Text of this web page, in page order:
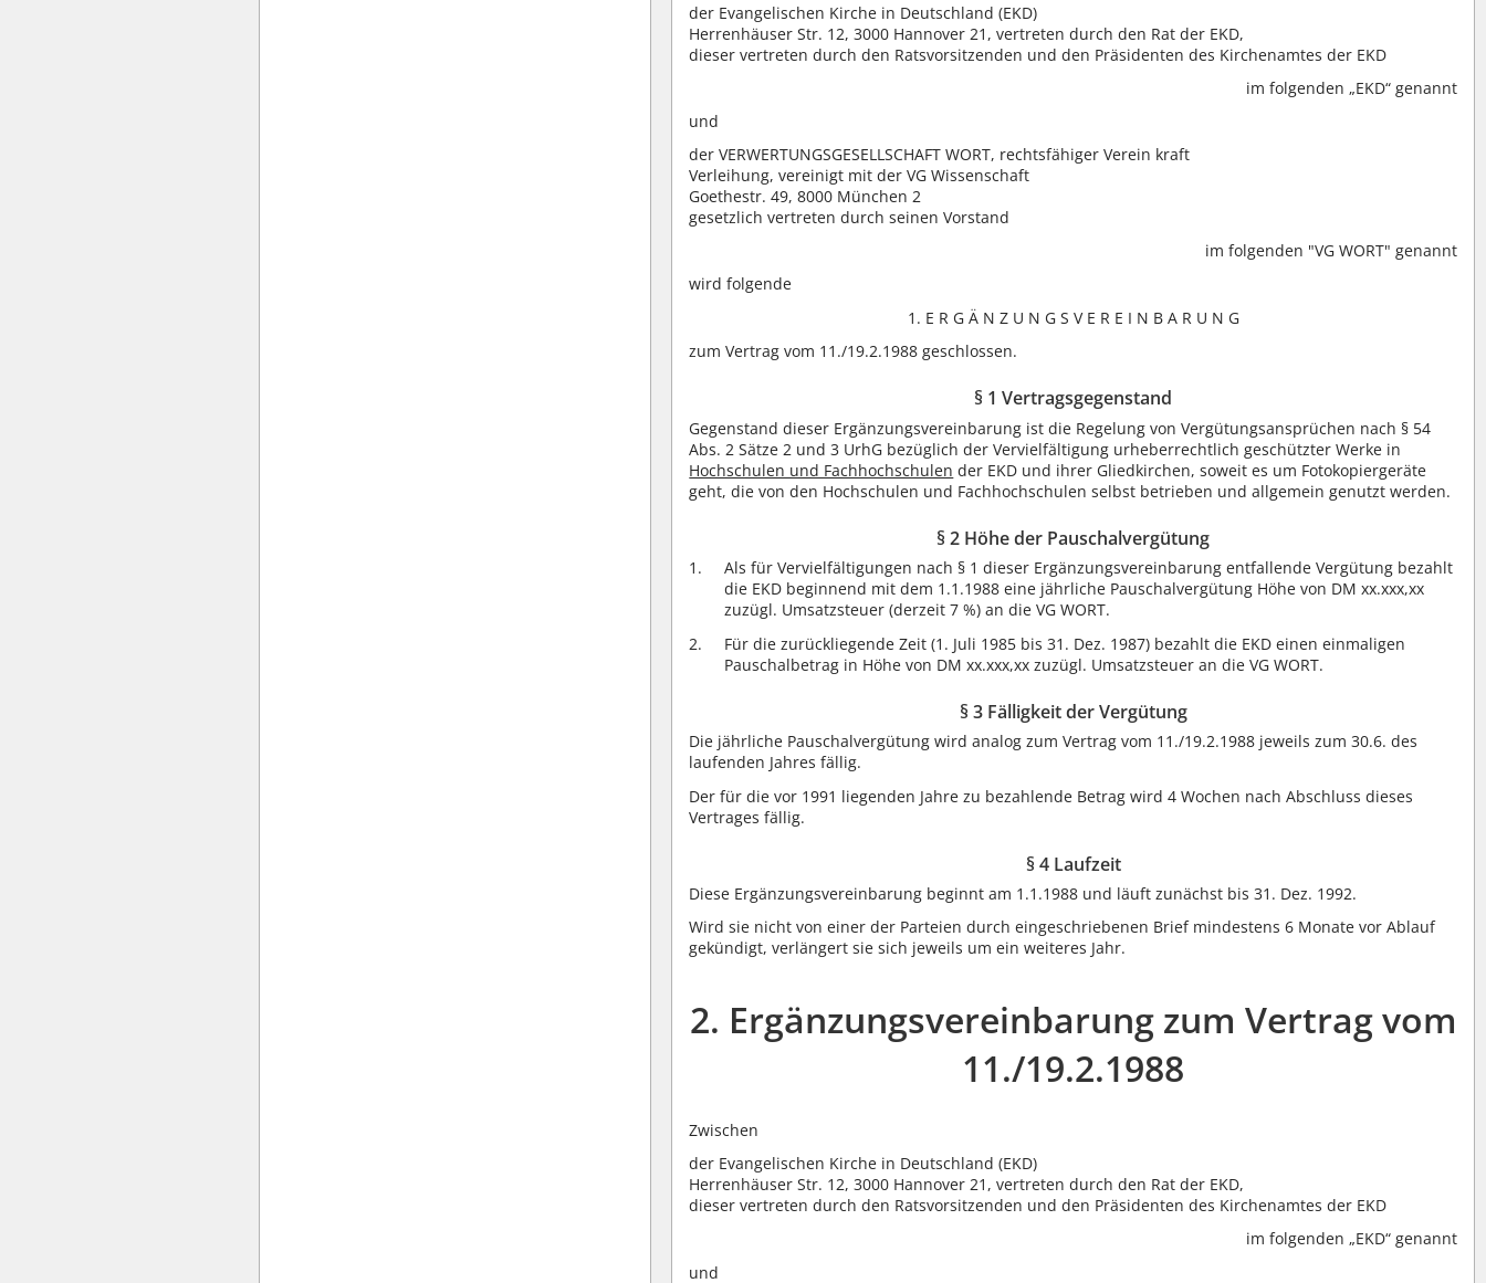
der Evangelischen Kirche in Deutschland (EKD)
Herrenhäuser Str. 12, 3000 Hannover 21, vertreten durch den Rat der EKD,
dieser vertreten durch den Ratsvorsitzenden und den Präsidenten des Kirchenamtes der EKD
im folgenden „EKD“ genannt
und
der VERWERTUNGSGESELLSCHAFT WORT, rechtsfähiger Verein kraft
Verleihung, vereinigt mit der VG Wissenschaft
Goethestr. 49, 8000 München 2
gesetzlich vertreten durch seinen Vorstand
im folgenden "VG WORT" genannt
wird folgende
1. E R G Ä N Z U N G S V E R E I N B A R U N G
zum Vertrag vom 11./19.2.1988 geschlossen.
§ 1 Vertragsgegenstand
Gegenstand dieser Ergänzungsvereinbarung ist die Regelung von Vergütungsansprüchen nach § 54
Abs. 2 Sätze 2 und 3 UrhG bezüglich der Vervielfältigung urheberrechtlich geschützter Werke in
Hochschulen und Fachhochschulen der EKD und ihrer Gliedkirchen, soweit es um Fotokopiergeräte
geht, die von den Hochschulen und Fachhochschulen selbst betrieben und allgemein genutzt werden.
§ 2 Höhe der Pauschalvergütung
Als für Vervielfältigungen nach § 1 dieser Ergänzungsvereinbarung entfallende Vergütung bezahlt
die EKD beginnend mit dem 1.1.1988 eine jährliche Pauschalvergütung Höhe von DM xx.xxx,xx
zuzügl. Umsatzsteuer (derzeit 7 %) an die VG WORT.
Für die zurückliegende Zeit (1. Juli 1985 bis 31. Dez. 1987) bezahlt die EKD einen einmaligen
Pauschalbetrag in Höhe von DM xx.xxx,xx zuzügl. Umsatzsteuer an die VG WORT.
§ 3 Fälligkeit der Vergütung
Die jährliche Pauschalvergütung wird analog zum Vertrag vom 11./19.2.1988 jeweils zum 30.6. des
laufenden Jahres fällig.
Der für die vor 1991 liegenden Jahre zu bezahlende Betrag wird 4 Wochen nach Abschluss dieses
Vertrages fällig.
§ 4 Laufzeit
Diese Ergänzungsvereinbarung beginnt am 1.1.1988 und läuft zunächst bis 31. Dez. 1992.
Wird sie nicht von einer der Parteien durch eingeschriebenen Brief mindestens 6 Monate vor Ablauf
gekündigt, verlängert sie sich jeweils um ein weiteres Jahr.
2. Ergänzungsvereinbarung zum Vertrag vom
11./19.2.1988
Zwischen
der Evangelischen Kirche in Deutschland (EKD)
Herrenhäuser Str. 12, 3000 Hannover 21, vertreten durch den Rat der EKD,
dieser vertreten durch den Ratsvorsitzenden und den Präsidenten des Kirchenamtes der EKD
im folgenden „EKD“ genannt
und